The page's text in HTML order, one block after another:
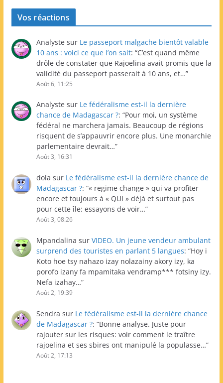
Vos réactions
Analyste sur Le passeport malgache bientôt valable
10 ans : voici ce que l’on sait: “C’est quand même
drôle de constater que Rajoelina avait promis que la
validité du passeport passerait à 10 ans, et…”
Août 6, 11:25
Analyste sur Le fédéralisme est-il la dernière
chance de Madagascar ?: “Pour moi, un système
fédéral ne marchera jamais. Beaucoup de régions
risquent de s’appauvrir encore plus. Une monarchie
parlementaire devrait…”
Août 3, 16:31
dola sur Le fédéralisme est-il la dernière chance de
Madagascar ?: “« regime change » qui va profiter
encore et toujours à « QUI » déjà et surtout pas
pour cette île: essayons de voir…”
Août 3, 08:26
Mpandalina sur VIDEO. Un jeune vendeur ambulant
surprend des touristes en parlant 5 langues: “Hoy i
Koto hoe tsy nahazo izay nolazainy akory izy, ka
porofo izany fa mpamitaka vendramp*** fotsiny izy.
Nefa izahay…”
Août 2, 19:39
Sendra sur Le fédéralisme est-il la dernière chance
de Madagascar ?: “Bonne analyse. Juste pour
rajouter sur les risques: voir comment le traître
rajoelina et ses sbires ont manipulé la populasse…”
Août 2, 17:13